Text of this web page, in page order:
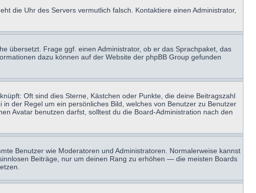
die Uhr des Servers vermutlich falsch. Kontaktiere einen Administrator,
übersetzt. Frage ggf. einen Administrator, ob er das Sprachpaket, das
dazu können auf der Website der phpBB Group gefunden
Oft sind dies Sterne, Kästchen oder Punkte, die deine Beitragszahl
der Regel um ein persönliches Bild, welches von Benutzer zu Benutzer
Avatar benutzen darfst, solltest du die Board-Administration nach den
Benutzer wie Moderatoren und Administratoren. Normalerweise kannst
Beiträge, nur um deinen Rang zu erhöhen — die meisten Boards